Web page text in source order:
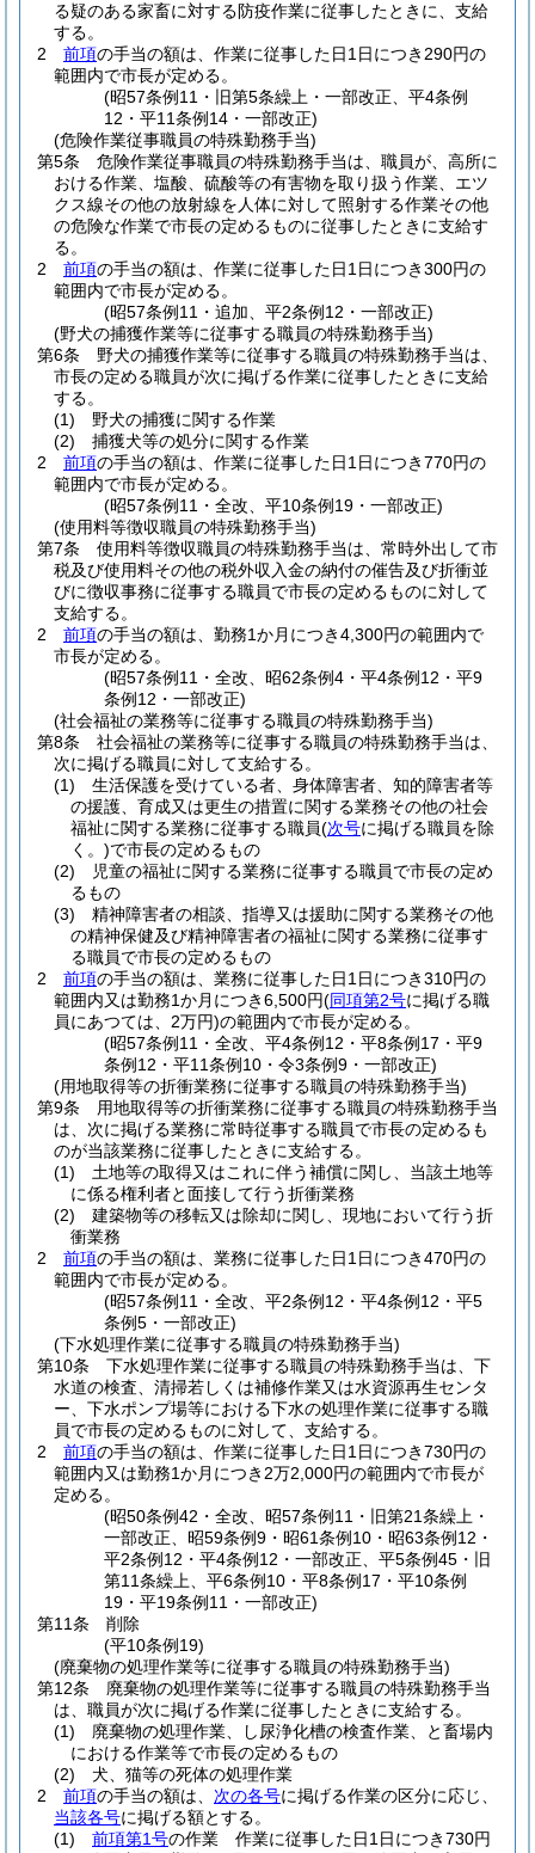
る疑のある家畜に対する防疫作業に従事したときに、支給
する。
2
前項の手当の額は、作業に従事した日1日につき290円の
範囲内で市長が定める。
(昭57条例11・旧第5条繰上・一部改正、平4条例
12・平11条例14・一部改正)
(危険作業従事職員の特殊勤務手当)
第5条
危険作業従事職員の特殊勤務手当は、職員が、高所に
おける作業、塩酸、硫酸等の有害物を取り扱う作業、エツ
クス線その他の放射線を人体に対して照射する作業その他
の危険な作業で市長の定めるものに従事したときに支給す
る。
2
前項の手当の額は、作業に従事した日1日につき300円の
範囲内で市長が定める。
(昭57条例11・追加、平2条例12・一部改正)
(野犬の捕獲作業等に従事する職員の特殊勤務手当)
第6条
野犬の捕獲作業等に従事する職員の特殊勤務手当は、
市長の定める職員が次に掲げる作業に従事したときに支給
する。
(1)
野犬の捕獲に関する作業
(2)
捕獲犬等の処分に関する作業
2
前項の手当の額は、作業に従事した日1日につき770円の
範囲内で市長が定める。
(昭57条例11・全改、平10条例19・一部改正)
(使用料等徴収職員の特殊勤務手当)
第7条
使用料等徴収職員の特殊勤務手当は、常時外出して市
税及び使用料その他の税外収入金の納付の催告及び折衝並
びに徴収事務に従事する職員で市長の定めるものに対して
支給する。
2
前項の手当の額は、勤務1か月につき4,300円の範囲内で
市長が定める。
(昭57条例11・全改、昭62条例4・平4条例12・平9
条例12・一部改正)
(社会福祉の業務等に従事する職員の特殊勤務手当)
第8条
社会福祉の業務等に従事する職員の特殊勤務手当は、
次に掲げる職員に対して支給する。
(1)
生活保護を受けている者、身体障害者、知的障害者等
の援護、育成又は更生の措置に関する業務その他の社会
福祉に関する業務に従事する職員(次号に掲げる職員を除
く。)で市長の定めるもの
(2)
児童の福祉に関する業務に従事する職員で市長の定め
るもの
(3)
精神障害者の相談、指導又は援助に関する業務その他
の精神保健及び精神障害者の福祉に関する業務に従事す
る職員で市長の定めるもの
2
前項の手当の額は、業務に従事した日1日につき310円の
範囲内又は勤務1か月につき6,500円(同項第2号に掲げる職
員にあつては、2万円)の範囲内で市長が定める。
(昭57条例11・全改、平4条例12・平8条例17・平9
条例12・平11条例10・令3条例9・一部改正)
(用地取得等の折衝業務に従事する職員の特殊勤務手当)
第9条
用地取得等の折衝業務に従事する職員の特殊勤務手当
は、次に掲げる業務に常時従事する職員で市長の定めるも
のが当該業務に従事したときに支給する。
(1)
土地等の取得又はこれに伴う補償に関し、当該土地等
に係る権利者と面接して行う折衝業務
(2)
建築物等の移転又は除却に関し、現地において行う折
衝業務
2
前項の手当の額は、業務に従事した日1日につき470円の
範囲内で市長が定める。
(昭57条例11・全改、平2条例12・平4条例12・平5
条例5・一部改正)
(下水処理作業に従事する職員の特殊勤務手当)
第10条
下水処理作業に従事する職員の特殊勤務手当は、下
水道の検査、清掃若しくは補修作業又は水資源再生センタ
ー、下水ポンプ場等における下水の処理作業に従事する職
員で市長の定めるものに対して、支給する。
2
前項の手当の額は、作業に従事した日1日につき730円の
範囲内又は勤務1か月につき2万2,000円の範囲内で市長が
定める。
(昭50条例42・全改、昭57条例11・旧第21条繰上・
一部改正、昭59条例9・昭61条例10・昭63条例12・
平2条例12・平4条例12・一部改正、平5条例45・旧
第11条繰上、平6条例10・平8条例17・平10条例
19・平19条例11・一部改正)
第11条
削除
(平10条例19)
(廃棄物の処理作業等に従事する職員の特殊勤務手当)
第12条
廃棄物の処理作業等に従事する職員の特殊勤務手当
は、職員が次に掲げる作業に従事したときに支給する。
(1)
廃棄物の処理作業、し尿浄化槽の検査作業、と畜場内
における作業等で市長の定めるもの
(2)
犬、猫等の死体の処理作業
2
前項の手当の額は、 次の各号に掲げる作業の区分に応じ、
当該各号に掲げる額とする。
(1)
前項第1号の作業 作業に従事した日1日につき730円